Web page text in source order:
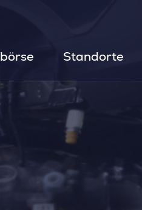
Standorte